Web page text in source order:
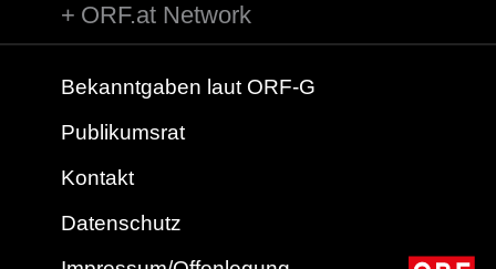
ORF.at Network
Bekanntgaben laut ORF-G
Publikumsrat
Kontakt
Datenschutz